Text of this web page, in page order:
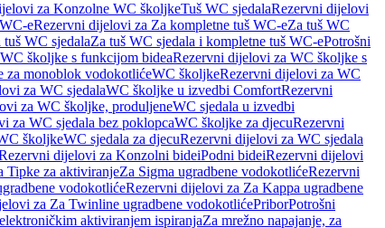
za Konzolne WC školjkeTuš WC sjedalaRezervni dijelovi
eRezervni dijelovi za Za kompletne tuš WC-eZa tuš WC
WC sjedalaZa tuš WC sjedala i kompletne tuš WC-ePotrošni
WC školjke s funkcijom bideaRezervni dijelovi za WC školjke s
za monoblok vodokotlićeWC školjkeRezervni dijelovi za WC
za WC sjedalaWC školjke u izvedbi ComfortRezervni
za WC školjke, produljeneWC sjedala u izvedbi
za WC sjedala bez poklopcaWC školjke za djecuRezervni
školjkeWC sjedala za djecuRezervni dijelovi za WC sjedala
dijelovi za Konzolni bideiPodni bideiRezervni dijelovi
Tipke za aktiviranjeZa Sigma ugradbene vodokotlićeRezervni
vodokotlićeRezervni dijelovi za Za Kappa ugradbene
za Za Twinline ugradbene vodokotlićePriborPotrošni
aktiviranjem ispiranjaZa mrežno napajanje, za